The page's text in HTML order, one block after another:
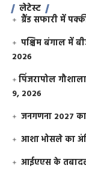
लेटेस्ट
ग्रैंड सफारी में
पश्चिम बंगाल में
2026
​पिंजरापोल
9, 2026
जनगणना 2027
आशा भोसले का
आईएएस के